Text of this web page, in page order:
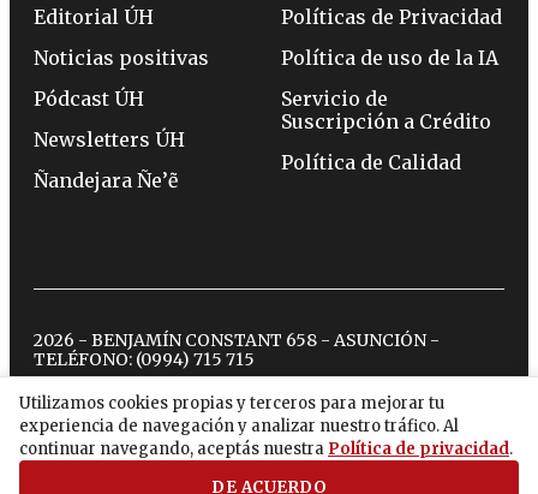
Utilizamos cookies propias y terceros para mejorar tu
experiencia de navegación y analizar nuestro tráfico. Al
continuar navegando, aceptás nuestra Política de privacidad.
DE ACUERDO
Editorial ÚH
Noticias positivas
Pódcast ÚH
Newsletters ÚH
Ñandejara Ñe’ẽ
Políticas de Privacidad
Política de uso de la IA
Servicio de
Suscripción a Crédito
Política de Calidad
2026 - BENJAMÍN CONSTANT 658 - ASUNCIÓN -
TELÉFONO: (0994) 715 715
twitterinstagram
facebook
tiktokyoutubespotify